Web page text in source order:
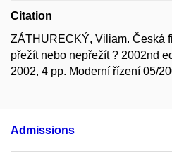
Citation
ZÁTHURECKÝ, Viliam. Česká
přežít nebo nepřežít ? 2002nd
2002, 4 pp. Moderní řízení 05/
Admissions